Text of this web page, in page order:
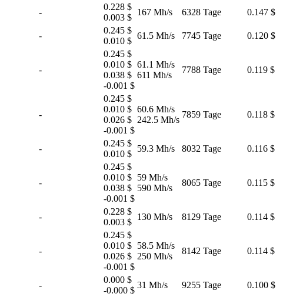
-
0.228 $
0.003 $
167 Mh/s 6328 Tage 0.147 $
-
0.245 $
0.010 $
61.5 Mh/s 7745 Tage 0.120 $
-
0.245 $
0.010 $
0.038 $
-0.001 $
61.1 Mh/s
611 Mh/s
7788 Tage 0.119 $
-
0.245 $
0.010 $
0.026 $
-0.001 $
60.6 Mh/s
242.5 Mh/s
7859 Tage 0.118 $
-
0.245 $
0.010 $
59.3 Mh/s 8032 Tage 0.116 $
-
0.245 $
0.010 $
0.038 $
-0.001 $
59 Mh/s
590 Mh/s
8065 Tage 0.115 $
-
0.228 $
0.003 $
130 Mh/s 8129 Tage 0.114 $
-
0.245 $
0.010 $
0.026 $
-0.001 $
58.5 Mh/s
250 Mh/s
8142 Tage 0.114 $
-
0.000 $
-0.000 $
31 Mh/s 9255 Tage 0.100 $